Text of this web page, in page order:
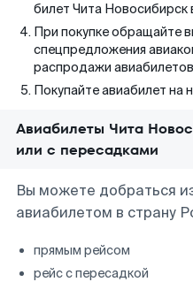
билет Чита Новосибирск
При покупке обращайте
спецпредложения
распродажи
Покупайте авиабилет на
Авиабилеты Чита
или с пересадками
Вы можете добраться
авиабилетом в страну
прямым рейсом
рейс с пересадкой